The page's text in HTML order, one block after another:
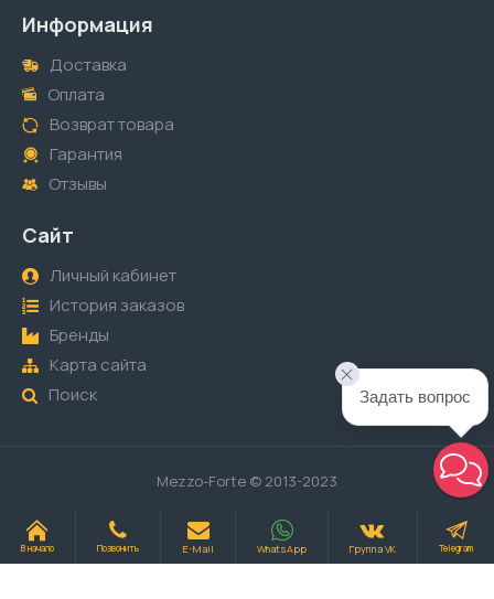
Информация
Доставка
Оплата
Возврат товара
Гарантия
Отзывы
Сайт
Личный кабинет
История заказов
Бренды
Карта сайта
Поиск
Mezzo-Forte © 2013-2023
В начало Позвонить E-Mail WhatsApp Группа VK Telegram
Задать вопрос